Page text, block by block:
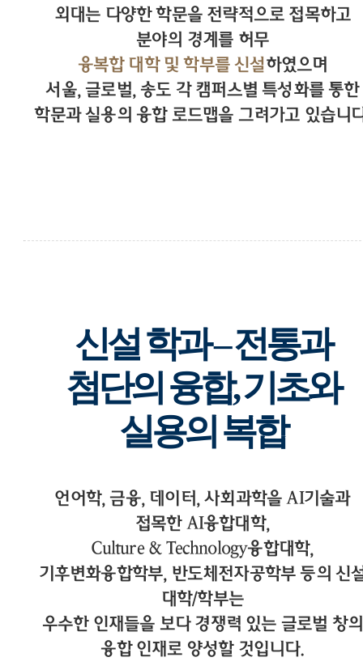
외대는 다양한 학문을 전략적으로 접목하고
분야의 경계를 허무
융복합 대학 및 학부를 신설하였으며
서울, 글로벌, 송도 각 캠퍼스별 특성화를 통한
학문과 실용의 융합 로드맵을 그려가고 있습니
신설 학과 – 전통과
첨단의 융합, 기초와
실용의 복합
언어학, 금융, 데이터, 사회과학을 AI기술과
접목한 AI융합대학,
Culture & Technology융합대학,
기후변화융합학부, 반도체전자공학부 등의 신
대학/학부는
우수한 인재들을 보다 경쟁력 있는 글로벌 창의
융합 인재로 양성할 것입니다.